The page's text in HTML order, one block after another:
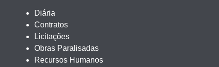
Diária
Contratos
Licitações
Obras Paralisadas
Recursos Humanos